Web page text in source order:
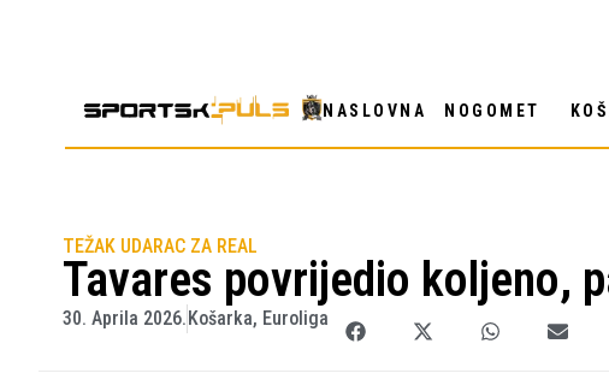
NASLOVNA NOGOMET
TEŽAK UDARAC ZA REAL
Tavares povrijedio koljeno,
30. Aprila 2026.Košarka, Euroliga